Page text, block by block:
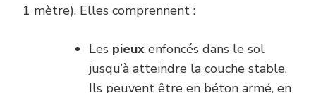
1 mètre). Elles comprennent :
Les pieux enfoncés dans le sol
jusqu’à atteindre la couche stable.
Ils peuvent être en béton armé, en